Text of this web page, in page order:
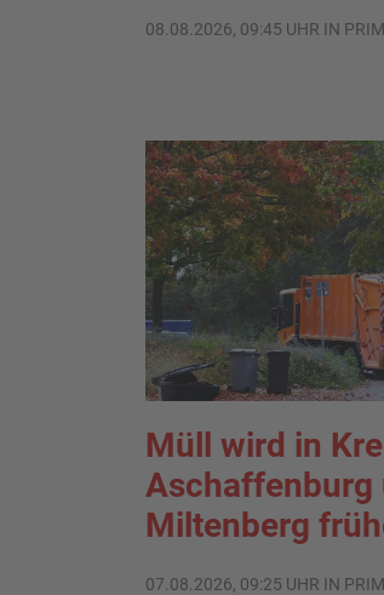
08.08.2026, 09:45 UHR IN
Müll wird in
Aschaffenburg
Miltenberg
07.08.2026, 09:25 UHR IN